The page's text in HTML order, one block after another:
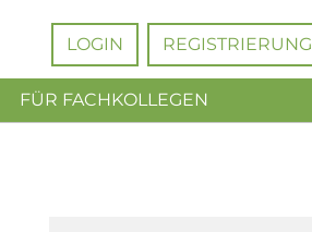
LOGIN REGISTRIERUNG
FÜR FACHKOLLEGEN